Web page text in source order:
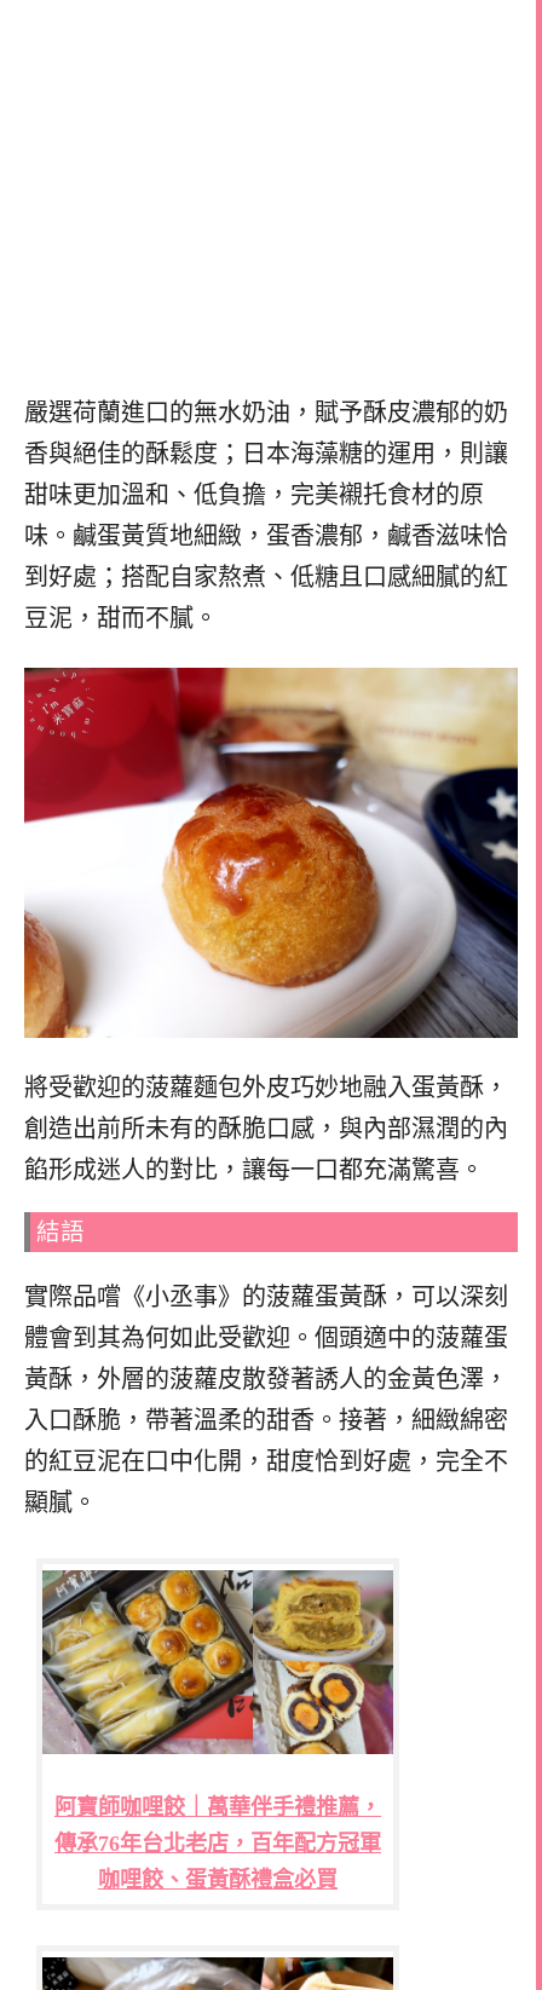
嚴選荷蘭進口的無水奶油，賦予酥皮濃郁的奶
香與絕佳的酥鬆度；日本海藻糖的運用，則讓
甜味更加溫和、低負擔，完美襯托食材的原
味。鹹蛋黃質地細緻，蛋香濃郁，鹹香滋味恰
到好處；搭配自家熬煮、低糖且口感細膩的紅
豆泥，甜而不膩。
將受歡迎的菠蘿麵包外皮巧妙地融入蛋黃酥，
創造出前所未有的酥脆口感，與內部濕潤的內
餡形成迷人的對比，讓每一口都充滿驚喜。
結語
實際品嚐《小丞事》的菠蘿蛋黃酥，可以深刻
體會到其為何如此受歡迎。個頭適中的菠蘿蛋
黃酥，外層的菠蘿皮散發著誘人的金黃色澤，
入口酥脆，帶著溫柔的甜香。接著，細緻綿密
的紅豆泥在口中化開，甜度恰到好處，完全不
顯膩。
阿寶師咖哩餃｜萬華伴手禮推薦，
傳承76年台北老店，百年配方冠軍
咖哩餃、蛋黃酥禮盒必買